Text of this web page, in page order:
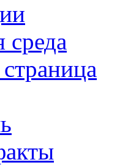
среда